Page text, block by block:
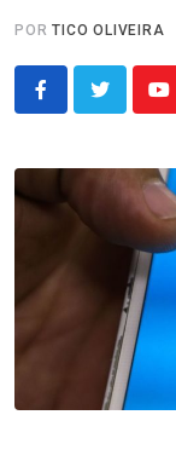
PORTICO OLIVEIRA